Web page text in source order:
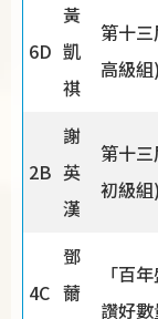
6D
黃
凱
祺
第十
高級組)
2B
謝
英
漢
第十
初級組)
4C
鄧
薾
「百
讚好